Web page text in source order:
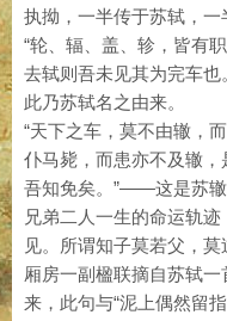
执拗，一半传于苏轼，一
“轮、辐、盖、轸，皆有
去轼则吾未见其为完车
此乃苏轼名之由来。
“天下之车，莫不由辙，
仆马毙，而患亦不及辙，
吾知免矣。”——这是苏辙
兄弟二人一生的命运轨
见。所谓知子莫若父，莫
厢房一副楹联摘自苏轼
来，此句与“泥上偶然留